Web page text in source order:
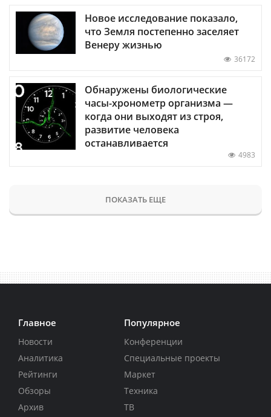
Новое исследование показало,
что Земля постепенно заселяет
Венеру жизнью
36172
Обнаружены биологические
часы-хронометр организма —
когда они выходят из строя,
развитие человека
останавливается
4983
ПОКАЗАТЬ ЕЩЕ
Главное
Новости
Аналитика
Рейтинги
Обзоры
Архив
Популярное
Конференции
Специальные проекты
Маркет
Техника
ТВ